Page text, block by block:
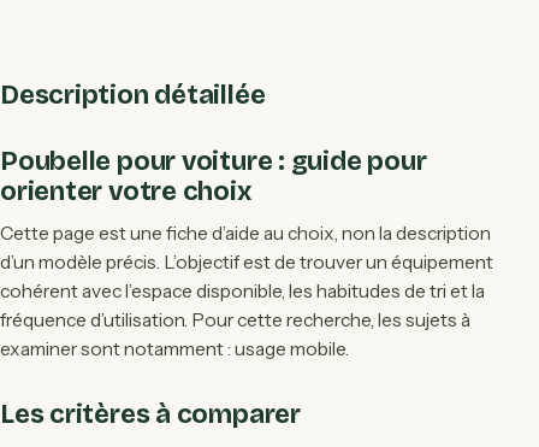
Description détaillée
Poubelle pour voiture : guide pour
orienter votre choix
Cette page est une fiche d’aide au choix, non la description
d’un modèle précis. L’objectif est de trouver un équipement
cohérent avec l’espace disponible, les habitudes de tri et la
fréquence d’utilisation. Pour cette recherche, les sujets à
examiner sont notamment : usage mobile.
Les critères à comparer